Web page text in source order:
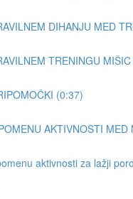
DIHANJU MED
TRENINGU
(0:37)
AKTIVNOSTI
aktivnosti za lažji